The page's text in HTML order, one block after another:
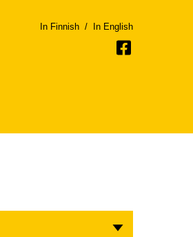
In Finnish / In English